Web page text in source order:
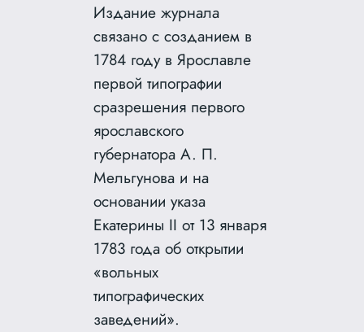
Издание журнала
связано с созданием в
1784 году в Ярославле
первой типографии
сразрешения первого
ярославского
губернатора А. П.
Мельгунова и на
основании указа
Екатерины II от 13 января
1783 года об открытии
«вольных
типографических
заведений».